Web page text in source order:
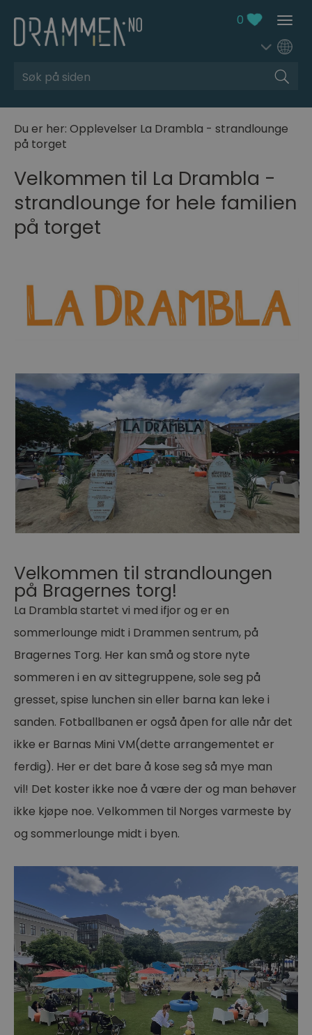
0
Søk
Du er her: Opplevelser La Drambla - strandlounge
på torget
Velkommen til La Drambla -
strandlounge for hele familien
på torget
Velkommen til strandloungen
på Bragernes torg!
La Drambla startet vi med ifjor og er en
sommerlounge midt i Drammen sentrum, på
Bragernes Torg. Her kan små og store nyte
sommeren i en av sittegruppene, sole seg på
gresset, spise lunchen sin eller barna kan leke i
sanden. Fotballbanen er også åpen for alle når det
ikke er Barnas Mini VM(dette arrangementet er
ferdig). Her er det bare å kose seg så mye man
vil! Det koster ikke noe å være der og man behøver
ikke kjøpe noe. Velkommen til Norges varmeste by
og sommerlounge midt i byen.